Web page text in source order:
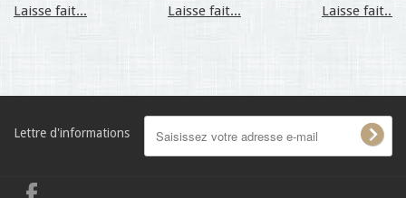
Laisse fait... Laisse fait... Laisse fait...
Lettre d'informations